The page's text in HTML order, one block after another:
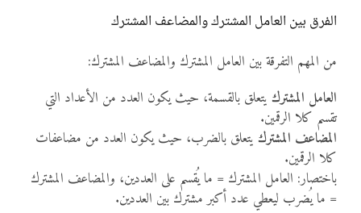
الفرق بين العامل المشترك والمضاعف المشترك
من المهم التفرقة بين العامل المشترك والمضاعف المشترك:
العامل المشتركيتعلق بالقسمة، حيث يكون العدد من الأعداد التي
تقسم كلا الرقمين.
المضاعف المشتركيتعلق بالضرب، حيث يكون العدد من مضاعفات
كلا الرقمين.
باختصار: العامل المشترك = ما يُقسم على العددين، والمضاعف المشترك
= ما يُضرب ليعطي عدد أكبر مشترك بين العددين.